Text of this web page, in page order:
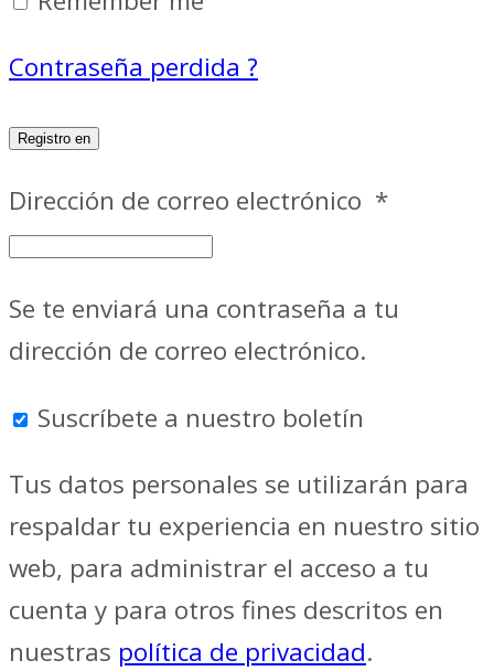
Contraseña perdida ?
Registro en
Dirección de correo electrónico *
Se te enviará una contraseña a tu
dirección de correo electrónico.
Suscríbete a nuestro boletín
Tus datos personales se utilizarán para
respaldar tu experiencia en nuestro sitio
web, para administrar el acceso a tu
cuenta y para otros fines descritos en
nuestras política de privacidad.